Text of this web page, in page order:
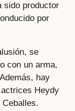
sido productor
por
se
con un arma,
hay
Heydy